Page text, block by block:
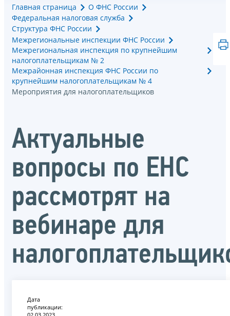
Главная страница
О ФНС России
Федеральная налоговая служба
Структура ФНС России
Межрегиональные инспекции ФНС России
Межрегиональная инспекция по крупнейшим
налогоплательщикам № 2
Межрайонная инспекция ФНС России по
крупнейшим налогоплательщикам № 4
Мероприятия для налогоплательщиков
Актуальные
вопросы по ЕНС
рассмотрят на
вебинаре для
Дата
публикации: